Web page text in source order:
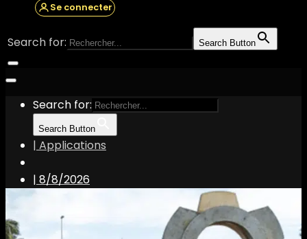
Se connecter
Search for: Search Button
Search for:
Search Button
| Applications
| 8/8/2026